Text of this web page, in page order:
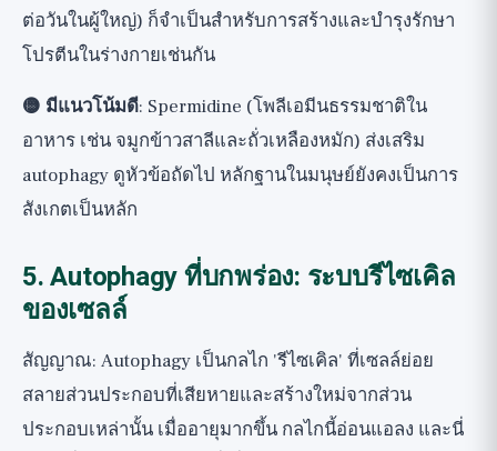
ต่อวันในผู้ใหญ่) ก็จำเป็นสำหรับการสร้างและบำรุงรักษา
โปรตีนในร่างกายเช่นกัน
🟡 มีแนวโน้มดี: Spermidine (โพลีเอมีนธรรมชาติใน
อาหาร เช่น จมูกข้าวสาลีและถั่วเหลืองหมัก) ส่งเสริม
autophagy ดูหัวข้อถัดไป หลักฐานในมนุษย์ยังคงเป็นการ
สังเกตเป็นหลัก
5. Autophagy ที่บกพร่อง: ระบบรีไซเคิล
ของเซลล์
สัญญาณ: Autophagy เป็นกลไก 'รีไซเคิล' ที่เซลล์ย่อย
สลายส่วนประกอบที่เสียหายและสร้างใหม่จากส่วน
ประกอบเหล่านั้น เมื่ออายุมากขึ้น กลไกนี้อ่อนแอลง และนี่